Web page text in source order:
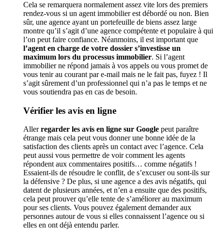
Cela se remarquera normalement assez vite lors des premiers
rendez-vous si un agent immobilier est débordé ou non. Bien
sûr, une agence ayant un portefeuille de biens assez large
montre qu’il s’agit d’une agence compétente et populaire à qui
l’on peut faire confiance. Néanmoins, il est important que
l’agent en charge de votre dossier s’investisse un
maximum lors du processus immobilier. Si l’agent
immobilier ne répond jamais à vos appels ou vous promet de
vous tenir au courant par e-mail mais ne le fait pas, fuyez ! Il
s’agit sûrement d’un professionnel qui n’a pas le temps et ne
vous soutiendra pas en cas de besoin.
Vérifier les avis en ligne
Allerregarder les avis en ligne sur Google peut paraître
étrange mais cela peut vous donner une bonne idée de la
satisfaction des clients après un contact avec l’agence. Cela
peut aussi vous permettre de voir comment les agents
répondent aux commentaires positifs… comme négatifs !
Essaient-ils de résoudre le conflit, de s’excuser ou sont-ils sur
la défensive ? De plus, si une agence a des avis négatifs, qui
datent de plusieurs années, et n’en a ensuite que des positifs,
cela peut prouver qu’elle tente de s’améliorer au maximum
pour ses clients. Vous pouvez également demander aux
personnes autour de vous si elles connaissent l’agence ou si
elles en ont déjà entendu parler.